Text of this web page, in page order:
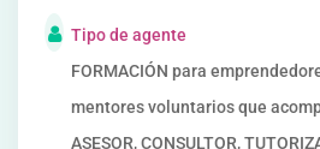
Tipo de agente
FORMACIÓN para
mentores voluntarios que
ASESOR, CONSULTOR,